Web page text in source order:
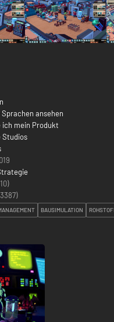
ansehen
ich mein Produkt
Studios
3387)
BAUSIMULATION